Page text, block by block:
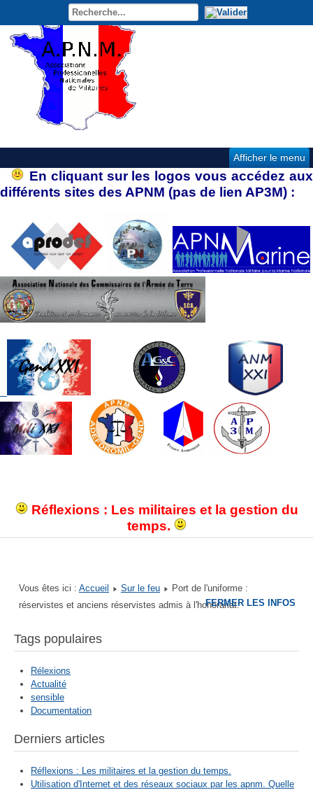
Afficher le menu
En cliquant sur les logos vous accédez aux
différents sites des APNM (pas de lien AP3M) :
Réflexions : Les militaires et la gestion du
temps.
Vous êtes ici : Accueil Sur le feu
Port de l'uniforme :
réservistes et anciens réservistes admis à l'honorariat.
Tags populaires
Rélexions
Actualité
sensible
Documentation
Derniers articles
Réflexions : Les militaires et la gestion du temps.
Utilisation d'Internet et des réseaux sociaux par les apnm. Quelle
FERMER LES INFOS